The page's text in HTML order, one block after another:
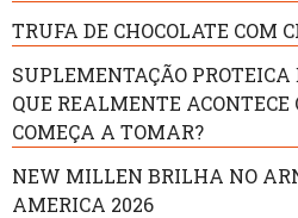
TRUFA DE CHOCOLATE COM
SUPLEMENTAÇÃO PROTEICA
QUE REALMENTE ACONTECE
COMEÇA A TOMAR?
NEW MILLEN BRILHA NO
AMERICA 2026